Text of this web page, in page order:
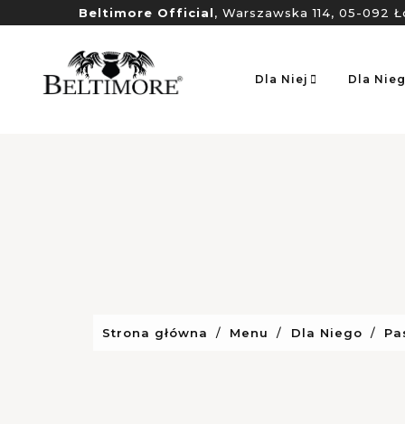
Beltimore Official, Warszawska 114, 05-092
Dla Niej Dla
Strona główna Menu Dla Niego